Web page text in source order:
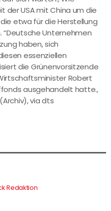
der USA mit China um die
etwa für die Herstellung
Unternehmen
haben, sich
essenziellen
die Grünenvorsitzende
Robert
ausgehandelt hatte.,
via dts
Redaktion